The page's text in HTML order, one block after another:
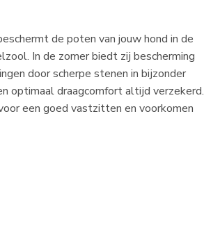
de poten van jouw hond in de
In de zomer biedt zij bescherming
door scherpe stenen in bijzonder
optimaal draagcomfort altijd verzekerd.
een goed vastzitten en voorkomen